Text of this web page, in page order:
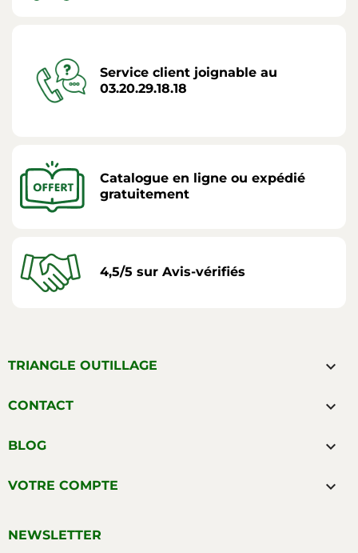
Service client joignable au
03.20.29.18.18
Catalogue en ligne ou expédié
gratuitement
4,5/5 sur Avis-vérifiés
TRIANGLE OUTILLAGE 
CONTACT 
BLOG 
VOTRE COMPTE 
NEWSLETTER